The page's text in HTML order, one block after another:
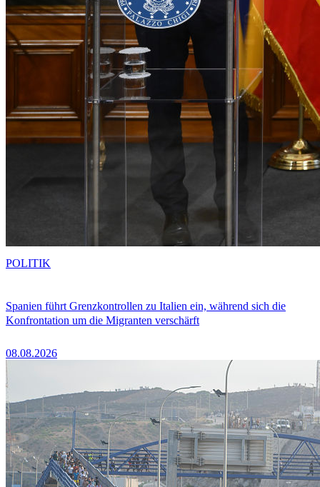
Spanien führt Grenzkontrollen zu Italien ein, während sich die
Konfrontation um die Migranten verschärft
08.08.2026
POLITIK